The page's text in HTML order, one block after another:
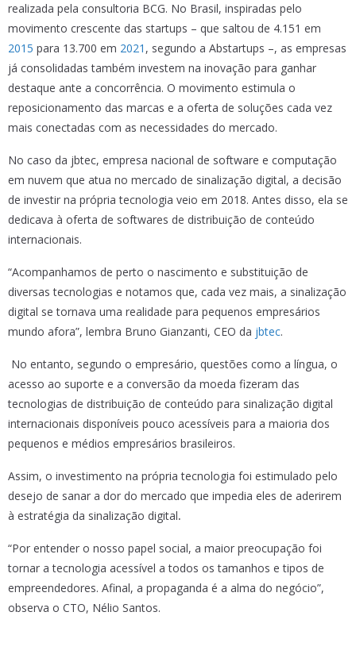
realizada pela consultoria BCG. No Brasil, inspiradas pelo
movimento crescente das startups – que saltou de 4.151 em
2015 para 13.700 em 2021 , segundo a Abstartups –, as empresas
já consolidadas também investem na inovação para ganhar
destaque ante a concorrência. O movimento estimula o
reposicionamento das marcas e a oferta de soluções cada vez
mais conectadas com as necessidades do mercado.
No caso da jbtec, empresa nacional de software e computação
em nuvem que atua no mercado de sinalização digital, a decisão
de investir na própria tecnologia veio em 2018. Antes disso, ela se
dedicava à oferta de softwares de distribuição de conteúdo
internacionais.
“Acompanhamos de perto o nascimento e substituição de
diversas tecnologias e notamos que, cada vez mais, a sinalização
digital se tornava uma realidade para pequenos empresários
mundo afora”, lembra Bruno Gianzanti, CEO da jbtec.
No entanto, segundo o empresário, questões como a língua, o
acesso ao suporte e a conversão da moeda fizeram das
tecnologias de distribuição de conteúdo para sinalização digital
internacionais disponíveis pouco acessíveis para a maioria dos
pequenos e médios empresários brasileiros.
Assim, o investimento na própria tecnologia foi estimulado pelo
desejo de sanar a dor do mercado que impedia eles de aderirem
à estratégia da sinalização digital.
“Por entender o nosso papel social, a maior preocupação foi
tornar a tecnologia acessível a todos os tamanhos e tipos de
empreendedores. Afinal, a propaganda é a alma do negócio”,
observa o CTO, Nélio Santos.